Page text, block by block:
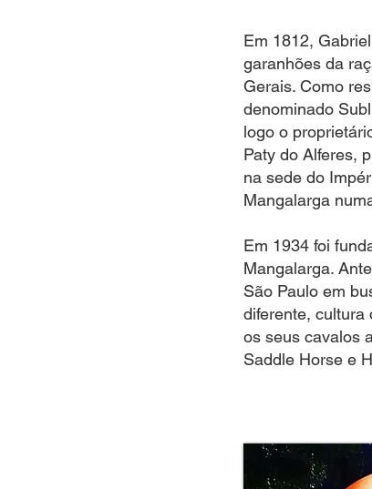
Em 1812,
garanhões da
Gerais. Como
denominado
logo o
Paty do Alferes,
na sede do
Mangalarga
Em 1934 foi
Mangalarga.
São Paulo em
diferente, cultura
os seus cavalos
Saddle Horse e